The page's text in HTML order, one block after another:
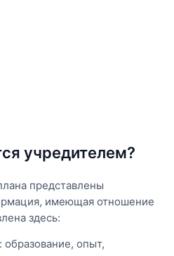
учредителем?
представлены
имеющая отношение
​​здесь:
образование, опыт,